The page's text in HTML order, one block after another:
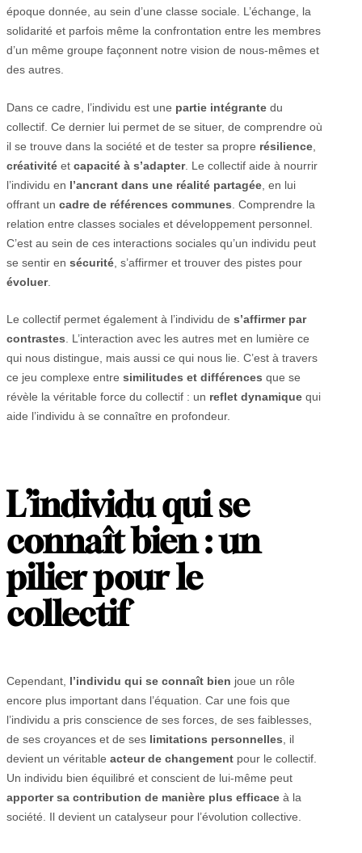
époque donnée, au sein d’une classe sociale. L’échange, la
solidarité et parfois même la confrontation entre les membres
d’un même groupe façonnent notre vision de nous-mêmes et
des autres.
Dans ce cadre, l’individu est une partie intégrante du
collectif. Ce dernier lui permet de se situer, de comprendre où
il se trouve dans la société et de tester sa propre résilience
créativité et capacité à s’adapter. Le collectif aide à nourrir
l’individu en l’ancrant dans une réalité partagée , en lui
offrant un cadre de références communes . Comprendre la
relation entre classes sociales et développement personnel.
C’est au sein de ces interactions sociales qu’un individu peut
se sentir en sécurité , s’affirmer et trouver des pistes pour
évoluer.
Le collectif permet également à l’individu de s’affirmer par
contrastes. L’interaction avec les autres met en lumière ce
qui nous distingue, mais aussi ce qui nous lie. C’est à travers
ce jeu complexe entre similitudes et différences que se
révèle la véritable force du collectif : un reflet dynamique qui
aide l’individu à se connaître en profondeur.
L’individu qui se
connaît bien : un
pilier pour le
collectif
Cependant, l’individu qui se connaît bien joue un rôle
encore plus important dans l’équation. Car une fois que
l’individu a pris conscience de ses forces, de ses faiblesses,
de ses croyances et de ses limitations personnelles, il
devient un véritable acteur de changement pour le collectif.
Un individu bien équilibré et conscient de lui-même peut
apporter sa contribution de manière plus efficace à la
société. Il devient un catalyseur pour l’évolution collective.